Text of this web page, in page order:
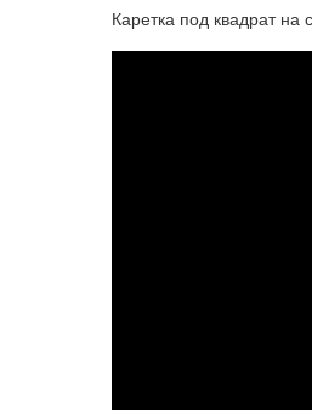
Каретка под квадрат